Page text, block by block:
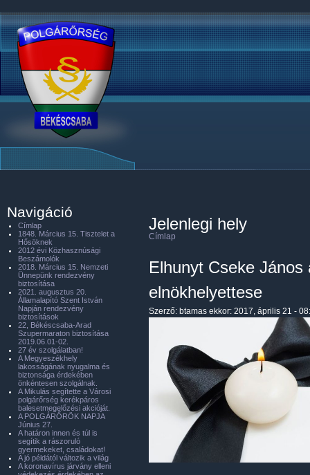
Jelenlegi hely
Címlap
Elhunyt Cseke
elnökhelyettese
Szerző: btamas ekkor: 2017, április 21 -
Navigáció
Címlap
1848. Március 15. Tisztelet a
Hősöknek
2012 évi Közhasznúsági
Beszámolók
2018. Március 15. Nemzeti
Ünnepünk rendezvény
biztosítása
2021. augusztus 20.
Államalapító Szent István
Napján rendezvény
biztosítások
22, Békéscsaba-Arad
Szupermaraton biztosítása
2019.06.01-02.
27 év szolgálatban!
A Megyeszékhely
lakosságának nyugalma és
biztonsága érdekében
önkéntesen szolgálnak.
A Mikulás segítette a Városi
polgárőrség kerékpáros
balesetmegelőzési akcióját.
A POLGÁRŐRÖK NAPJA
Június 27.
A határon innen és túl is
segítik a rászoruló
gyermekeket, családokat!
A jó példától változik a világ
A koronavírus járvány elleni